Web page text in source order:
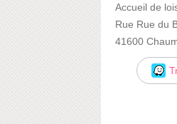
Accueil de
Rue Rue du
41600